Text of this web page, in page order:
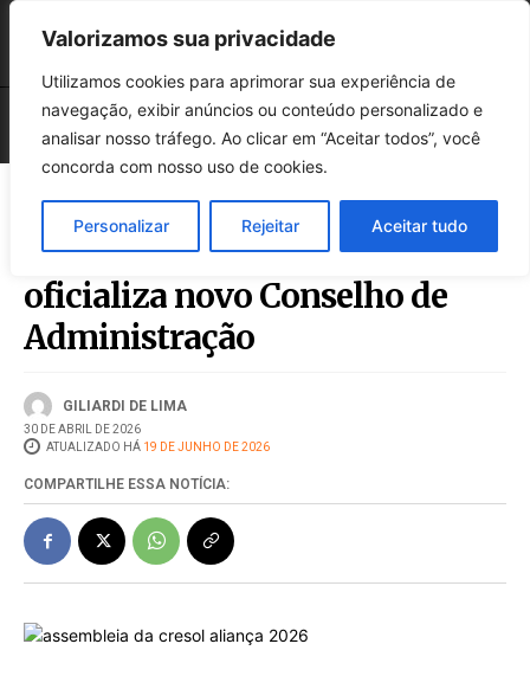
Valorizamos sua privacidade
Utilizamos cookies para aprimorar sua experiência de
navegação, exibir anúncios ou conteúdo personalizado e
analisar nosso tráfego. Ao clicar em “Aceitar todos”, você
concorda com nosso uso de cookies.
Personalizar Rejeitar Aceitar tudo
Cresol Aliança encerra
assembleias de 2026 e
oficializa novo Conselho de
Administração
GILIARDI DE LIMA
30 DE ABRIL DE 2026
ATUALIZADO HÁ 19 DE JUNHO DE 2026
COMPARTILHE ESSA NOTÍCIA: